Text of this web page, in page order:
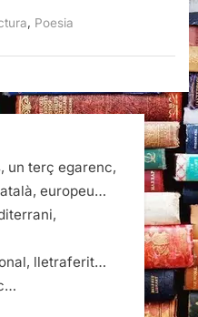
, Poesia
un terç egarenc,
europeu…
lletraferit…